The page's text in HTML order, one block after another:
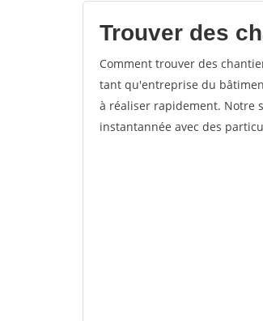
Trouver des
Comment trouver des
tant qu'entreprise du
à réaliser rapidement. Notre
instantannée avec des